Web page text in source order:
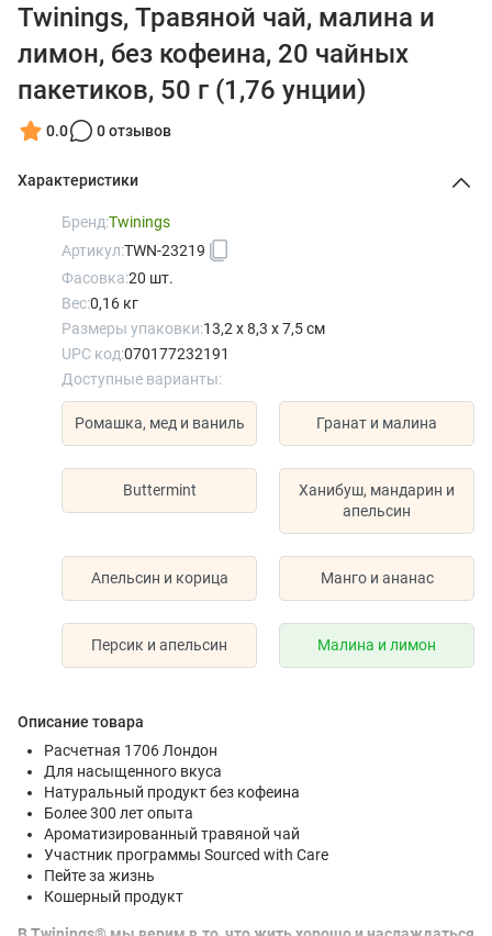
Twinings, Травяной чай, малина и
лимон, без кофеина, 20 чайных
пакетиков, 50 г (1,76 унции)
0.0 0 отзывов
Характеристики
Бренд:Twinings
Артикул:TWN-23219
Фасовка:20 шт.
Вес:0,16 кг
Размеры упаковки:13,2 x 8,3 x 7,5 см
UPC код:070177232191
Доступные варианты:
Ромашка, мед и ваниль Гранат и малина
Buttermint
Ханибуш, мандарин и
апельсин
Апельсин и корица Манго и ананас
Персик и апельсин Малина и лимон
Описание товара
Расчетная 1706 Лондон
Для насыщенного вкуса
Натуральный продукт без кофеина
Более 300 лет опыта
Ароматизированный травяной чай
Участник программы Sourced with Care
Пейте за жизнь
Кошерный продукт